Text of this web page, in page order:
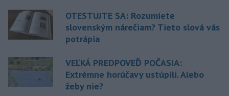
OTESTUJTE SA: Rozumiete
slovenským nárečiam? Tieto slová vás
potrápia
VEĽKÁ PREDPOVEĎ POČASIA:
Extrémne horúčavy ustúpili. Alebo
žeby nie?